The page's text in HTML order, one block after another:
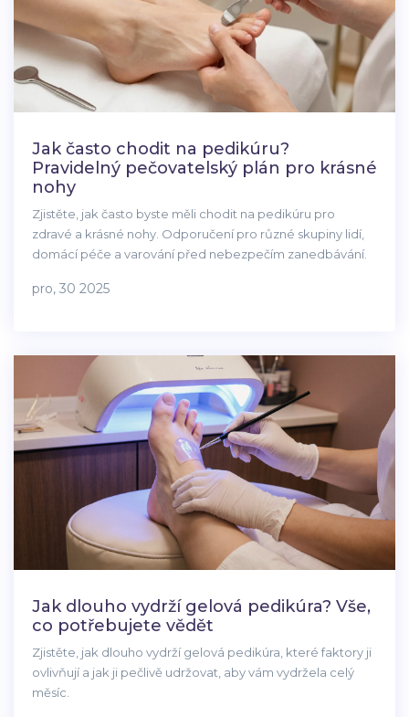
Jak často chodit na pedikúru?
Pravidelný pečovatelský plán pro krásné
nohy
Zjistěte, jak často byste měli chodit na pedikúru pro
zdravé a krásné nohy. Odporučení pro různé skupiny lidí,
domácí péče a varování před nebezpečím zanedbávání.
pro, 30 2025
Jak dlouho vydrží gelová pedikúra? Vše,
co potřebujete vědět
Zjistěte, jak dlouho vydrží gelová pedikúra, které faktory ji
ovlivňují a jak ji pečlivě udržovat, aby vám vydržela celý
měsíc.